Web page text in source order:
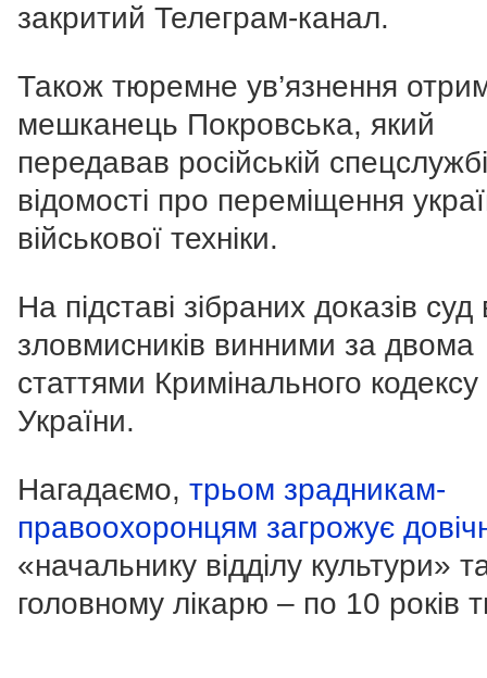
закритий Телеграм-канал.
Також тюремне ув’язнення
мешканець Покровська, який
передавав російській спецслужбі
відомості про переміщення
військової техніки.
На підставі зібраних доказів
зловмисників винними за двома
статтями Кримінального кодексу
України.
Нагадаємо, трьом зрадникам-
правоохоронцям загрожує
«начальнику відділу культури»
головному лікарю – по 10 років